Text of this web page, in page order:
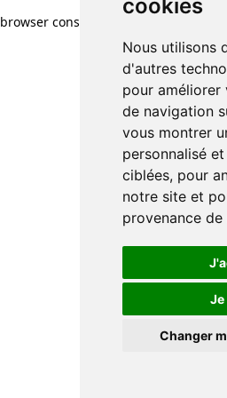
cookies
Nous utilisons
d'autres
pour améliorer
de navigation
vous montrer
personnalisé
ciblées, pour
notre site et
provenance
Changer
browser console for more information)